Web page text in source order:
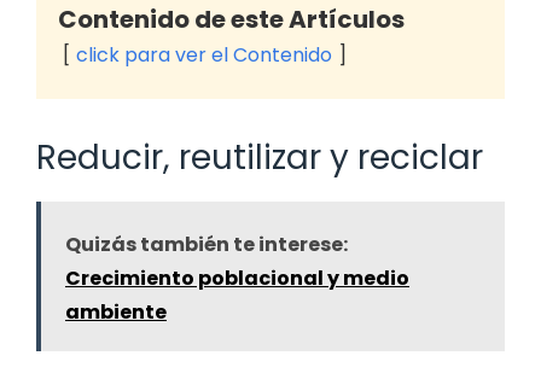
Contenido de este Artículos
click para ver el Contenido
Reducir, reutilizar y reciclar
Quizás también te interese:
Crecimiento poblacional y medio
ambiente